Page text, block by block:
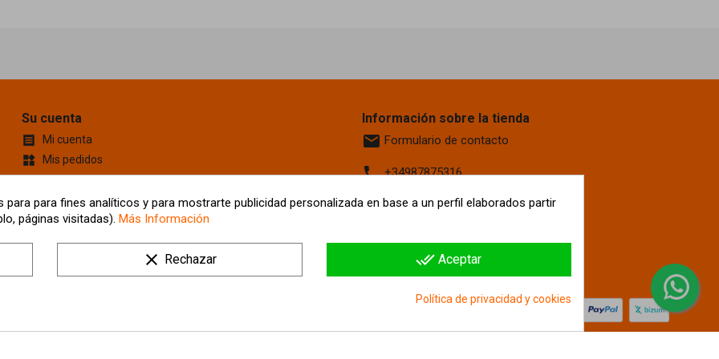
Su cuenta
 Mi cuenta
widgets Mis pedidos
Cupones de descuento
account_box Información personal
location_on Mis Direcciones
Tus ajustes de cookies
Información sobre la tienda
email Formulario de contacto
phone+34987875316
location_on Calle La Fontanilla, 6
para fines analíticos y para mostrarte publicidad personalizada en base a un perfil elaborados partir
páginas visitadas). Más Información
clear Rechazar done_all Aceptar
Política de privacidad y cookies